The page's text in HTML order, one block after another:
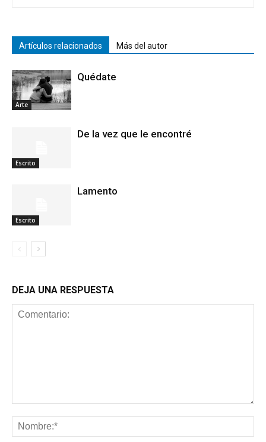
Artículos relacionados Más del autor
Arte
Quédate
Escrito
De la vez que le encontré
Escrito
Lamento
DEJA UNA RESPUESTA